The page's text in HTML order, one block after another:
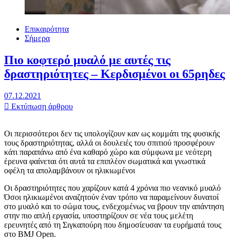
Επικαιρότητα
Σήμερα
Πιο κοφτερό μυαλό με αυτές τις
δραστηριότητες – Κερδισμένοι οι 65ρηδες
07.12.2021
Εκτύπωση άρθρου
Οι περισσότεροι δεν τις υπολογίζουν καν ως κομμάτι της φυσικής
τους δραστηριότητας, αλλά οι δουλειές του σπιτιού προσφέρουν
κάτι παραπάνω από ένα καθαρό χώρο και σύμφωνα με νεότερη
έρευνα φαίνεται ότι αυτά τα επιπλέον σωματικά και γνωστικά
οφέλη τα απολαμβάνουν οι ηλικιωμένοι
Οι δραστηριότητες που χαρίζουν κατά 4 χρόνια πιο νεανικό μυαλό
Όσοι ηλικιωμένοι αναζητούν έναν τρόπο να παραμείνουν δυνατοί
στο μυαλό και το σώμα τους, ενδεχομένως να βρουν την απάντηση
στην πιο απλή εργασία, υποστηρίζουν σε νέα τους μελέτη
ερευνητές από τη Σιγκαπούρη που δημοσίευσαν τα ευρήματά τους
στο BMJ Open.